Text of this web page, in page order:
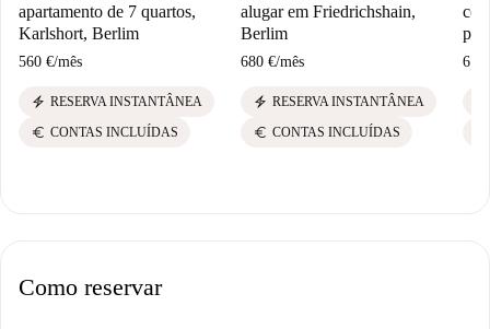
apartamento de 7 quartos,
Karlshort, Berlim
560 €/mês
electric_bolt RESERVA INSTANTÂNEA
euro CONTAS INCLUÍDAS
alugar em Friedrichshain,
Berlim
680 €/mês
electric_bolt RESERVA INSTANTÂNEA
euro CONTAS INCLUÍDAS
610
Como reservar